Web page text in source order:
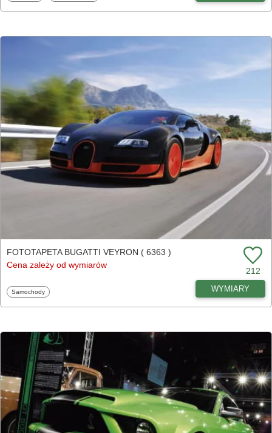
FOTOTAPETA BUGATTI VEYRON ( 6363 )
Cena zależy od wymiarów
212
Fototapety
Samochody WYMIARY